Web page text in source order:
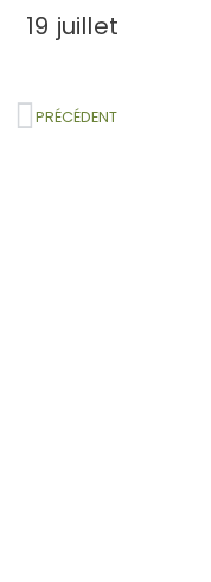
19 juillet
PRÉCÉDENT